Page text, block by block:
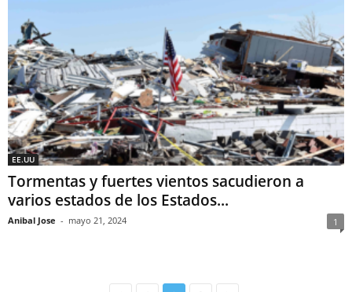
EE.UU
Tormentas y fuertes vientos sacudieron a
varios estados de los Estados...
Anibal Jose - mayo 21, 2024 1